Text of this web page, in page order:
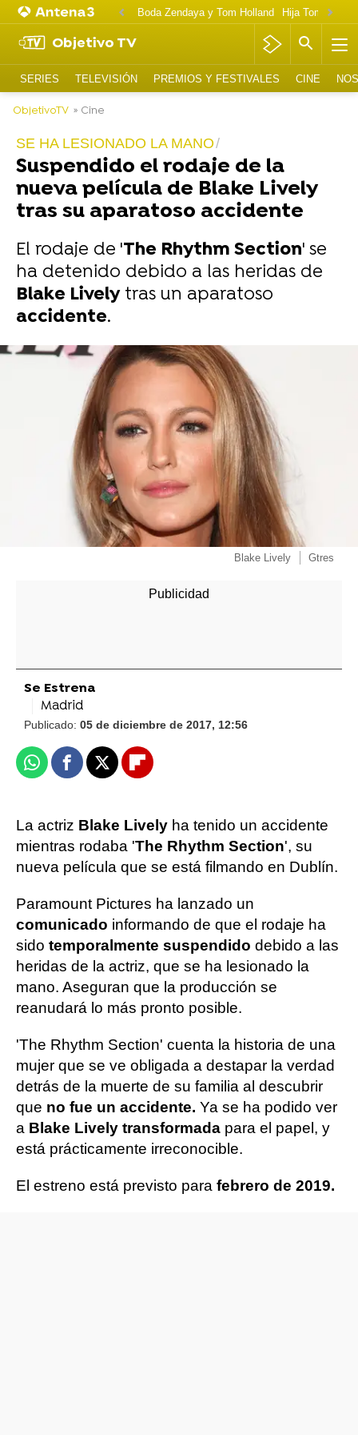
Boda Zendaya y Tom Holland Hija Tom
Objetivo TV
SERIES TELEVISIÓN PREMIOS Y FESTIVALES CINE
ObjetivoTV » Cine
SE HA LESIONADO LA MANO
Suspendido el rodaje de la
nueva película de Blake Lively
tras su aparatoso accidente
El rodaje de 'The Rhythm Section' se
ha detenido debido a las heridas de
Blake Livelytras un aparatoso
accidente.
-
Blake Lively Gtres
Se Estrena
Madrid
Publicado: 05 de diciembre de 2017, 12:56
WhatsappFacebook
X Flipboard
La actriz Blake Lively ha tenido un accidente
mientras rodaba 'The Rhythm Section', su
nueva película que se está filmando en Dublín.
Paramount Pictures ha lanzado un
comunicado informando de que el rodaje ha
sido temporalmente suspendido debido a las
heridas de la actriz, que se ha lesionado la
mano. Aseguran que la producción se
reanudará lo más pronto posible.
'The Rhythm Section' cuenta la historia de una
mujer que se ve obligada a destapar la verdad
detrás de la muerte de su familia al descubrir
que no fue un accidente. Ya se ha podido ver
a Blake Lively transformada para el papel, y
está prácticamente irreconocible.
El estreno está previsto para febrero de 2019.